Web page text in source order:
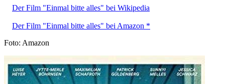
Der Film "Einmal bitte alles" bei Wikipedia
Der Film "Einmal bitte alles" bei Amazon *
Foto: Amazon